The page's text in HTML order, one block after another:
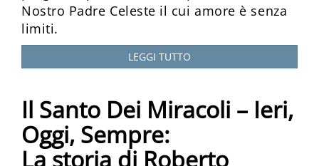
Nostro Padre Celeste il cui amore è senza
limiti.
LEGGI TUTTO
Il Santo Dei Miracoli – Ieri,
Oggi, Sempre:
La storia di Roberto